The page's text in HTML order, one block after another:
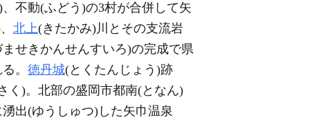
不動(ふどう)の3村が合併して矢
北上(きたかみ)川とその支流岩
せきかんせんすいろ)の完成で県
。 徳丹城(とくたんじょう)跡
く)。北部の盛岡市都南(となん)
出(ゆうしゅつ)した矢巾温泉